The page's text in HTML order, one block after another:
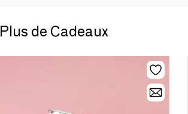
Plus de Cadeaux